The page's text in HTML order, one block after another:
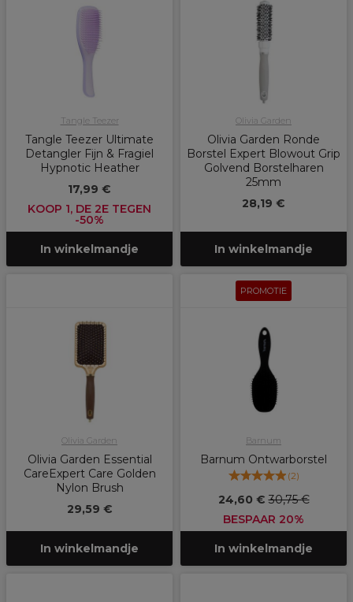
Tangle Teezer
Tangle Teezer Ultimate
Detangler Fijn & Fragiel
Hypnotic Heather
17,99 €
KOOP 1, DE 2E TEGEN
-50%
In winkelmandje
Olivia Garden
Olivia Garden Ronde
Borstel Expert Blowout Grip
Golvend Borstelharen
25mm
28,19 €
In winkelmandje
Olivia Garden
Olivia Garden Essential
CareExpert Care Golden
Nylon Brush
29,59 €
In winkelmandje
PROMOTIE
Barnum
Barnum Ontwarborstel
(2)
24,60 €30,75 €
BESPAAR 20%
In winkelmandje